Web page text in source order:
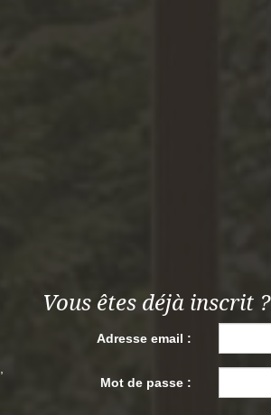
Vous êtes déjà inscrit ?
Adresse email :
Mot de passe :